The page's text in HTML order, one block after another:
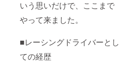
いう思いだけで、ここまで
やって来ました。
■レーシングドライバーとし
ての経歴